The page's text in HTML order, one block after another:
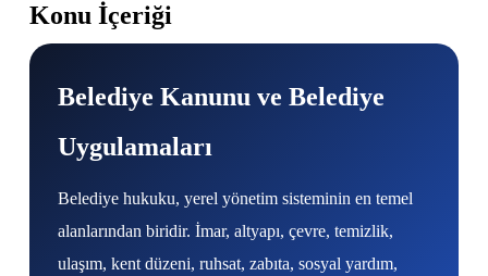
Konu İçeriği
Belediye Kanunu ve Belediye
Uygulamaları
Belediye hukuku, yerel yönetim sisteminin en temel
alanlarından biridir. İmar, altyapı, çevre, temizlik,
ulaşım, kent düzeni, ruhsat, zabıta, sosyal yardım,